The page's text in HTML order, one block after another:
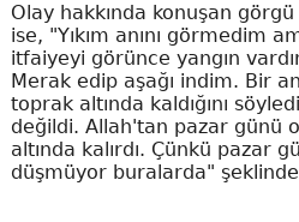
Olay hakkında konuşan
ise, "Yıkım anını görmedim
itfaiyeyi görünce yangın
Merak edip aşağı indim. Bir
toprak altında kaldığını
değildi. Allah'tan pazar günü
altında kalırdı. Çünkü pazar
düşmüyor buralarda"